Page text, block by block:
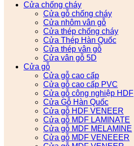
Cửa chống cháy
Cửa gỗ chống cháy
Cửa nhôm vân gỗ
Cửa thép chống cháy
Cửa Thép Hàn Quốc
Cửa thép vân gỗ
Cửa vân gỗ 5D
Cửa gỗ
Cửa gỗ cao cấp
Cửa gỗ cao cấp PVC
Cửa gỗ công nghiệp HDF
Cửa Gỗ Hàn Quốc
Cửa gỗ HDF VENEER
Cửa gỗ MDF LAMINATE
Cửa gỗ MDF MELAMINE
Cửa gỗ MDF VENEEER